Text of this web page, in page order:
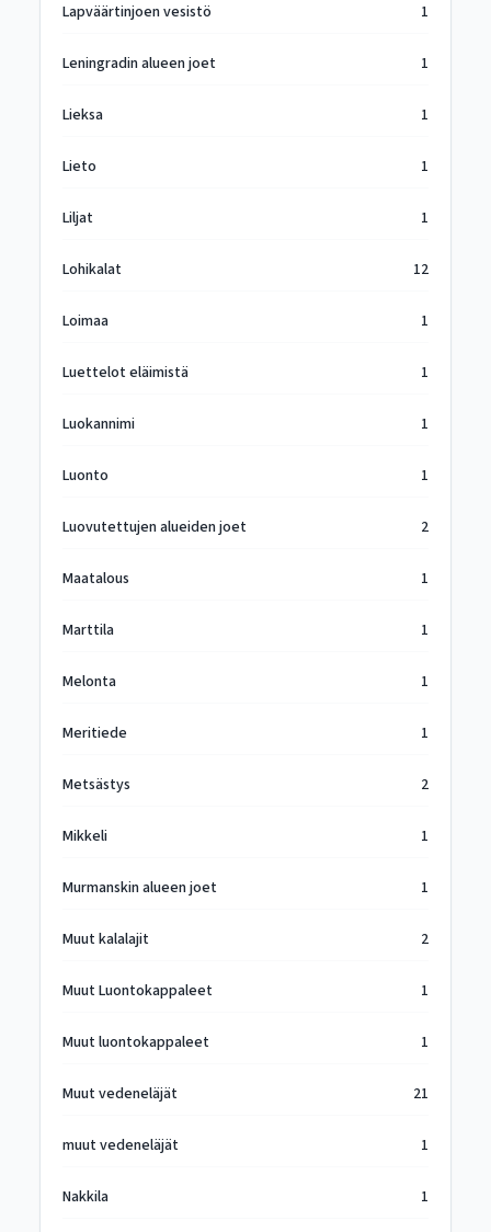
Lapväärtinjoen vesistö 1
Leningradin alueen joet 1
Lieksa 1
Lieto 1
Liljat 1
Lohikalat 12
Loimaa 1
Luettelot eläimistä 1
Luokannimi 1
Luonto 1
Luovutettujen alueiden joet 2
Maatalous 1
Marttila 1
Melonta 1
Meritiede 1
Metsästys 2
Mikkeli 1
Murmanskin alueen joet 1
Muut kalalajit 2
Muut Luontokappaleet 1
Muut luontokappaleet 1
Muut vedeneläjät 21
muut vedeneläjät 1
Nakkila 1